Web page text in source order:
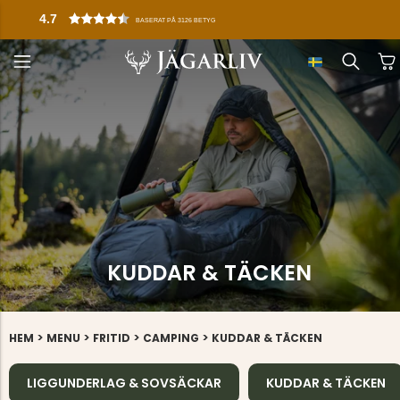
4.7 BASERAT PÅ 3126 BETYG
KUDDAR & TÄCKEN
HEM > MENU > FRITID > CAMPING > KUDDAR & TÄCKEN
LIGGUNDERLAG & SOVSÄCKAR KUDDAR & TÄCKEN